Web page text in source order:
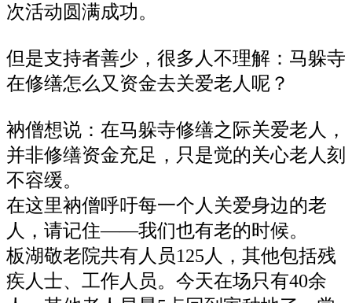
次活动圆满成功。
但是支持者善少，很多人不理解：马躲寺
在修缮怎么又资金去关爱老人呢？
衲僧想说：在马躲寺修缮之际关爱老人，
并非修缮资金充足，只是觉的关心老人刻
不容缓。
在这里衲僧呼吁每一个人关爱身边的老
人，请记住——我们也有老的时候。
板湖敬老院共有人员125人，其他包括残
疾人士、工作人员。今天在场只有40余